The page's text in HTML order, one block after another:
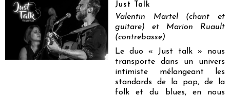
Just Talk
Valentin Martel (chant et
guitare) et Marion Ruault
(contrebasse)
Le duo « Just talk » nous
transporte dans un univers
intimiste mélangeant les
standards de la pop, de la
folk et du blues, en nous